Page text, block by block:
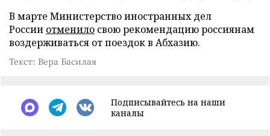
В марте Министерство иностранных дел
России отменило свою рекомендацию россиянам
воздерживаться от поездок в Абхазию.
Текст: Вера Басилая
Подписывайтесь на наши
каналы